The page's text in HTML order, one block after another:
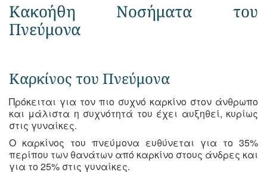
Κακοήθη Νοσήματα του
Πνεύμονα
Καρκίνος του Πνεύμονα
Πρόκειται για τον πιο συχνό καρκίνο στον άνθρωπο
και μάλιστα η συχνότητά του έχει αυξηθεί, κυρίως
στις γυναίκες.
Ο καρκίνος του πνεύμονα ευθύνεται για το 35%
περίπου των θανάτων από καρκίνο στους άνδρες και
για το 25% στις γυναίκες.